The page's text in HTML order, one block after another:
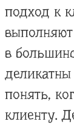
подход к
в
понять,
клиенту.